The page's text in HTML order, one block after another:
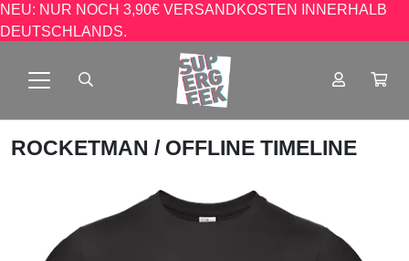
NEU: NUR NOCH 3,90€ VERSANDKOSTEN INNERHALB
DEUTSCHLANDS.
ROCKETMAN / OFFLINE TIMELINE